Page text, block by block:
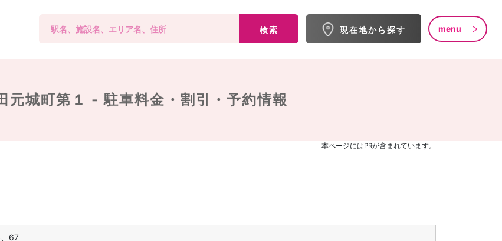
検索 現在地から探す menu
元城町第１ -駐車料金・割引・予約情報
本ページにはPRが含まれています。
67